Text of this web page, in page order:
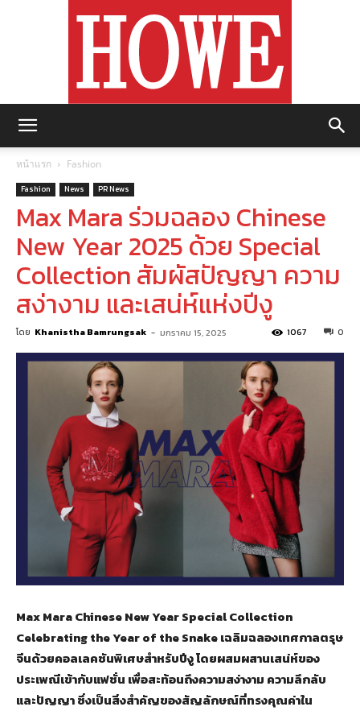
หน้าแรก Fashion
Fashion News PR News
Max Mara ร่วมฉลอง Chinese
New Year 2025 ด้วย Special
Collection สัมผัสปัญญา ความ
สง่างาม และเสน่ห์แห่งปีงู
โดย Khanistha Bamrungsak - มกราคม 15, 2025 0
1067
Max Mara Chinese New Year Special Collection
Celebrating the Year of the Snake เฉลิมฉลองเทศกาลตรุษ
จีนด้วยคอลเลคชันพิเศษสำหรับปีงู โดยผสมผสานเสน่ห์ของ
ประเพณีเข้ากับแฟชั่น เพื่อสะท้อนถึงความสง่างาม ความลึกลับ
และปัญญา ซึ่งเป็นสิ่งสำคัญของสัญลักษณ์ที่ทรงคุณค่าใน